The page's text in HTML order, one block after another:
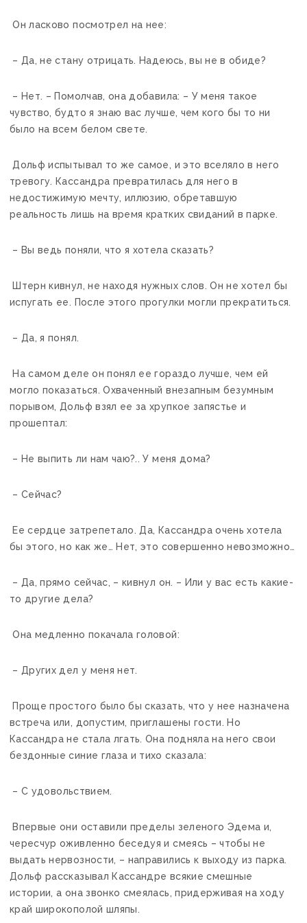
Он ласково посмотрел на нее:
– Да, не стану отрицать. Надеюсь, вы не в обиде?
– Нет. – Помолчав, она добавила: – У меня такое
чувство, будто я знаю вас лучше, чем кого бы то ни
было на всем белом свете.
Дольф испытывал то же самое, и это вселяло в него
тревогу. Кассандра превратилась для него в
недостижимую мечту, иллюзию, обретавшую
реальность лишь на время кратких свиданий в парке.
– Вы ведь поняли, что я хотела сказать?
Штерн кивнул, не находя нужных слов. Он не хотел бы
испугать ее. После этого прогулки могли прекратиться.
– Да, я понял.
На самом деле он понял ее гораздо лучше, чем ей
могло показаться. Охваченный внезапным безумным
порывом, Дольф взял ее за хрупкое запястье и
прошептал:
– Не выпить ли нам чаю?.. У меня дома?
– Сейчас?
Ее сердце затрепетало. Да, Кассандра очень хотела
бы этого, но как же… Нет, это совершенно невозможно…
– Да, прямо сейчас, – кивнул он. – Или у вас есть какие-
то другие дела?
Она медленно покачала головой:
– Других дел у меня нет.
Проще простого было бы сказать, что у нее назначена
встреча или, допустим, приглашены гости. Но
Кассандра не стала лгать. Она подняла на него свои
бездонные синие глаза и тихо сказала:
– С удовольствием.
Впервые они оставили пределы зеленого Эдема и,
чересчур оживленно беседуя и смеясь – чтобы не
выдать нервозности, – направились к выходу из парка.
Дольф рассказывал Кассандре всякие смешные
истории, а она звонко смеялась, придерживая на ходу
край широкополой шляпы.